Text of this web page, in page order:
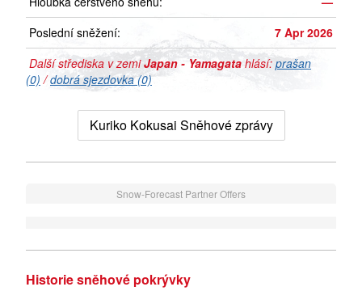
Poslední sněžení:
7 Apr 2026
Další střediska v zemiJapan - Yamagata hlásí: prašan
(0) /dobrá sjezdovka (0)
Kuriko Kokusai Sněhové zprávy
Snow-Forecast Partner Offers
Historie sněhové pokrývky